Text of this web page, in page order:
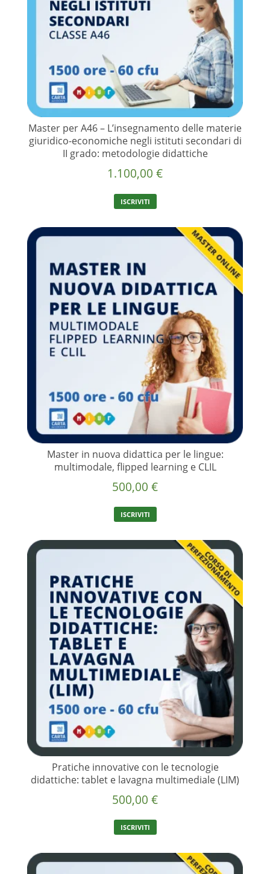
Master per A46 – L’insegnamento delle materie
giuridico-economiche negli istituti secondari di
II grado: metodologie didattiche
1.100,00 €
ISCRIVITI
Master in nuova didattica per le lingue:
multimodale, flipped learning e CLIL
500,00 €
ISCRIVITI
Pratiche innovative con le tecnologie
didattiche: tablet e lavagna multimediale (LIM)
500,00 €
ISCRIVITI